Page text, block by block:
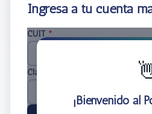
Ingresá a tu cuenta
¡Bienvenido al
CUIT *
Clave